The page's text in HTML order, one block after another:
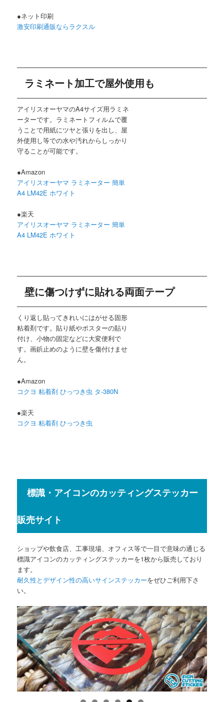
●ネット印刷
激安印刷通販ならラクスル
ラミネート加工で屋外使用も
アイリスオーヤマのA4サイズ用ラミネ
ーターです。ラミネートフィルムで覆
うことで用紙にツヤと張りを出し、屋
外使用し等での水や汚れからしっかり
守ることが可能です。
●Amazon
アイリスオーヤマ ラミネーター 簡単
A4 LM42E ホワイト
●楽天
アイリスオーヤマ ラミネーター 簡単
A4 LM42E ホワイト
壁に傷つけずに貼れる両面テープ
くり返し貼ってきれいにはがせる固形
粘着剤です。貼り紙やポスターの貼り
付け、小物の固定などに大変便利で
す。画鋲止めのように壁を傷付けませ
ん。
●Amazon
コクヨ 粘着剤 ひっつき虫 タ-380N
●楽天
コクヨ 粘着剤 ひっつき虫
標識・アイコンのカッティングステッカー
販売サイト
ショップや飲食店、工事現場、オフィス等で一目で意味の通じる
標識アイコンのカッティングステッカーを1枚から販売しており
ます。
耐久性とデザイン性の高いサインステッカーをぜひご利用下さ
い。